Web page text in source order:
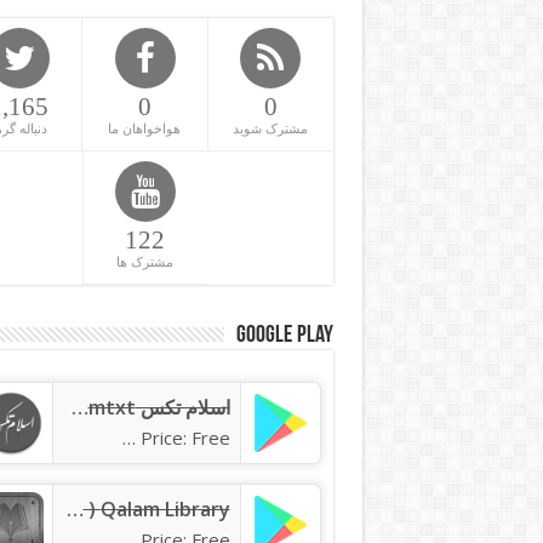
0
مشترک شوید
0
هواخواهان ما دنباله
122
مشترک ها
Google Play
اسلام تکس islamtxt
Price: Free
Qalam Library ( کتابخانه قلم )